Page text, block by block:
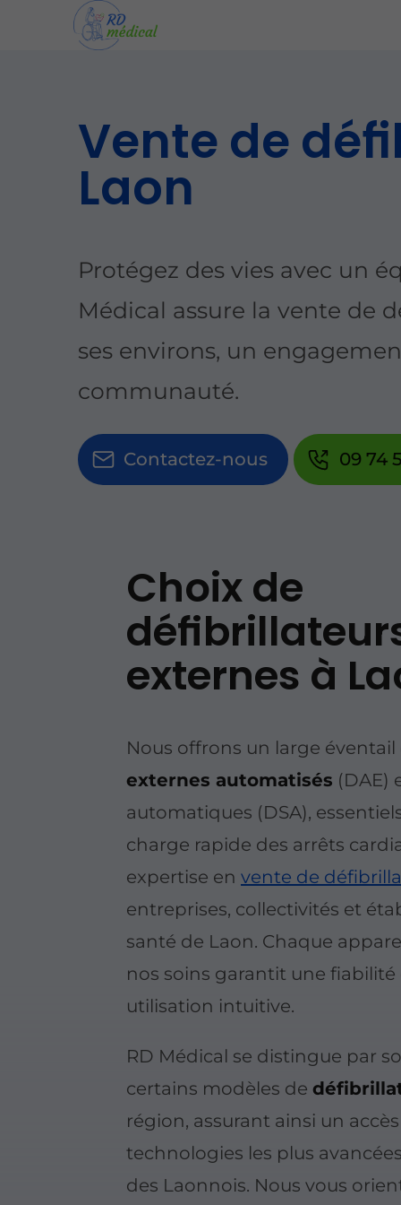
Vente de
Laon
Protégez des vies avec un
Médical assure lavente de
ses environs, un
communauté.
Contactez-nous 09 74
Choix de
externes à
Nous offrons un large
externes automatisés (DAE)
automatiques (DSA),
charge rapide des arrêts
expertise envente de
entreprises, collectivités et
santé de Laon. Chaque
nos soins garantit une
utilisation intuitive.
RD Médical se distingue par
certains modèles de
région, assurant ainsi un
technologies les plus
des Laonnois. Nous vous